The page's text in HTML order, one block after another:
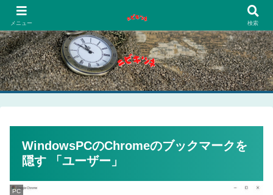
WindowsPCのChromeのブックマークを
隠す 「ユーザー」
PC
メニュー 検索